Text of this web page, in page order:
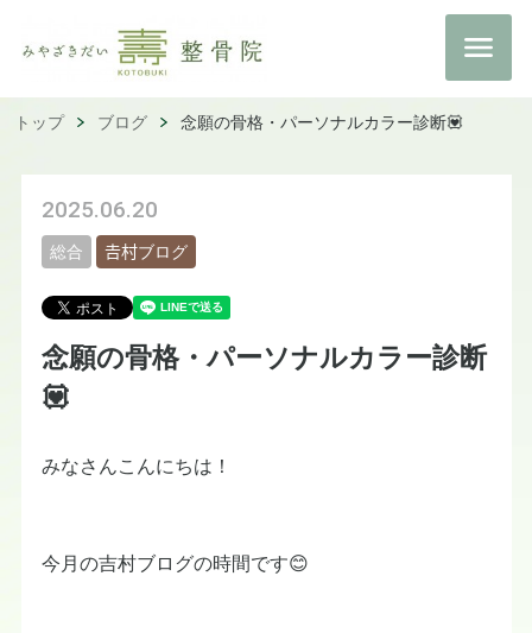
トップ ブログ 念願の骨格・パーソナルカラー診断💟
2025.06.20
総合 𠮷村ブログ
念願の骨格・パーソナルカラー診断
💟
みなさんこんにちは！
今月の吉村ブログの時間です😊